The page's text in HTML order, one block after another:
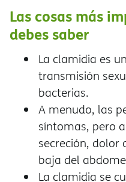
Las cosas más
debes saber
La clamidia es
transmisión
bacterias.
A menudo, las
síntomas, pero
secreción, dolor
baja del
La clamidia se